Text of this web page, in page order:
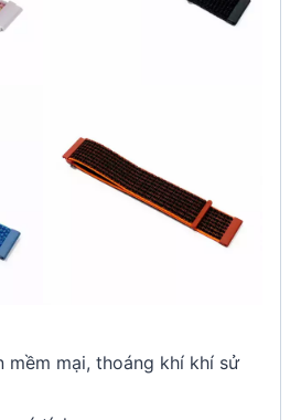
mềm mại, thoáng khí khí sử